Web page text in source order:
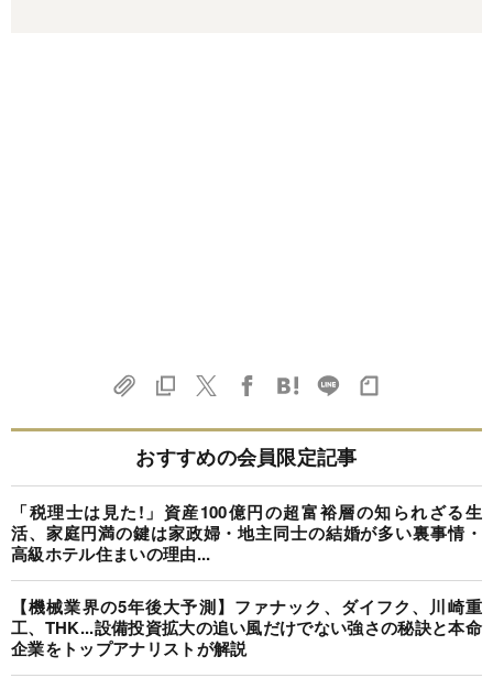
おすすめの会員限定記事
「税理士は見た!」資産100億円の超富裕層の知られざる生
活、家庭円満の鍵は家政婦・地主同士の結婚が多い裏事情・
高級ホテル住まいの理由...
【機械業界の5年後大予測】ファナック、ダイフク、川崎重
工、THK...設備投資拡大の追い風だけでない強さの秘訣と本命
企業をトップアナリストが解説